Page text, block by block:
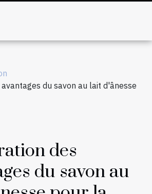
du savon au lait d'ânesse
des
du savon au